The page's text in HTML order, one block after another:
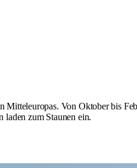
Von Oktober bis
laden zum Staunen ein.